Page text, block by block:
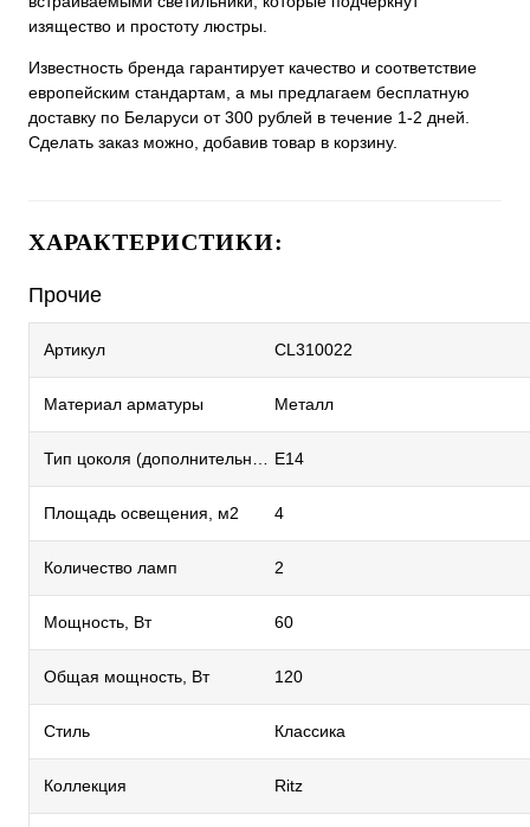
изящество и простоту люстры.
Известность бренда гарантирует качество и соответствие
европейским стандартам, а мы предлагаем бесплатную
доставку по Беларуси от 300 рублей в течение 1-2 дней.
Сделать заказ можно, добавив товар в корзину.
ХАРАКТЕРИСТИКИ:
Прочие
Артикул CL310022
Материал арматуры Металл
E14
Площадь освещения, м2 4
Количество ламп 2
Мощность, Вт 60
Общая мощность, Вт 120
Стиль Классика
Коллекция Ritz